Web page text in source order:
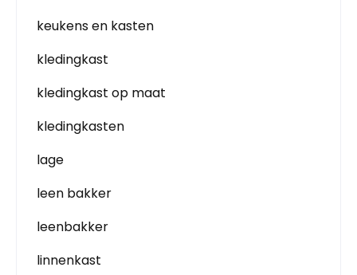
keukens en kasten
kledingkast
kledingkast op maat
kledingkasten
lage
leen bakker
leenbakker
linnenkast